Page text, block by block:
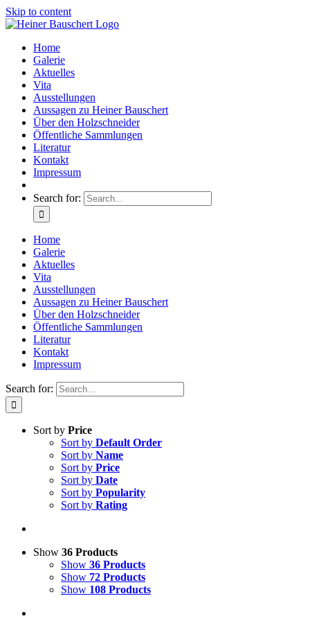
Skip to content
Home
Galerie
Aktuelles
Vita
Ausstellungen
Aussagen zu Heiner Bauschert
Über den Holzschneider
Öffentliche Sammlungen
Literatur
Kontakt
Impressum
Search for:
Home
Galerie
Aktuelles
Vita
Ausstellungen
Aussagen zu Heiner Bauschert
Über den Holzschneider
Öffentliche Sammlungen
Literatur
Kontakt
Impressum
Search for:
Sort by Price
Sort by Default Order
Sort by Name
Sort by Price
Sort by Date
Sort by Popularity
Sort by Rating
Show 36 Products
Show 36 Products
Show 72 Products
Show 108 Products